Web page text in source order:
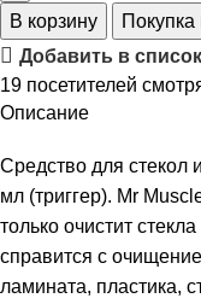
В корзину
Покупка
Добавить в
19 посетителей
Описание
Средство для стекол
мл (триггер). Mr
только очистит
справится с
ламината, пластика,